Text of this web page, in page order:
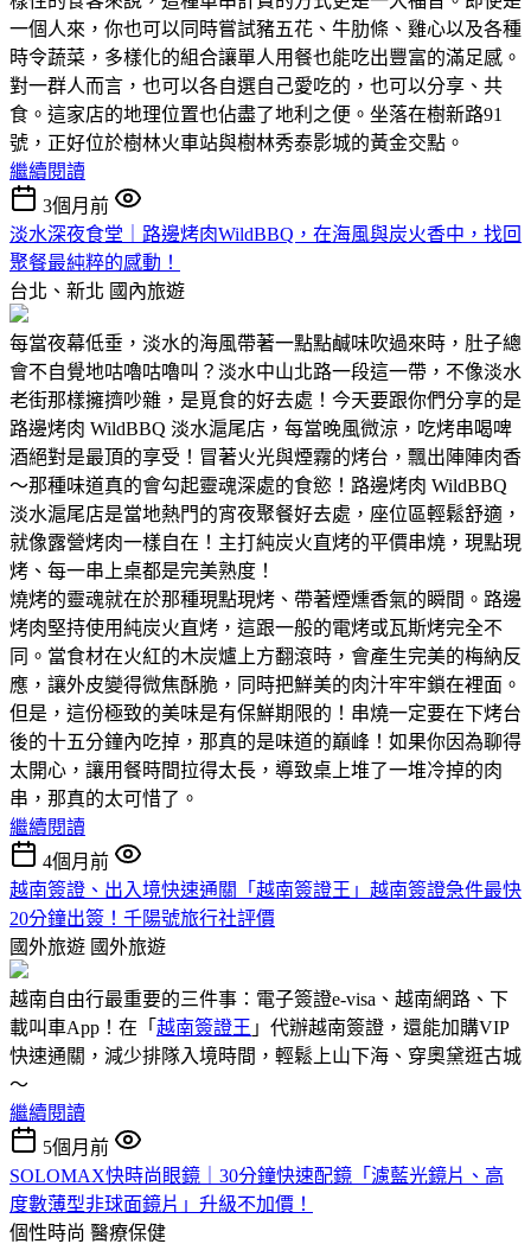
一個人來，你也可以同時嘗試豬五花、牛肋條、雞心以及各種
時令蔬菜，多樣化的組合讓單人用餐也能吃出豐富的滿足感。
對一群人而言，也可以各自選自己愛吃的，也可以分享、共
食。這家店的地理位置也佔盡了地利之便。坐落在樹新路91
號，正好位於樹林火車站與樹林秀泰影城的黃金交點。
繼續閱讀
3個月前
淡水深夜食堂｜路邊烤肉WildBBQ，在海風與炭火香中，找回
聚餐最純粹的感動！
台北、新北 國內旅遊
每當夜幕低垂，淡水的海風帶著一點點鹹味吹過來時，肚子總
會不自覺地咕嚕咕嚕叫？淡水中山北路一段這一帶，不像淡水
老街那樣擁擠吵雜，是覓食的好去處！今天要跟你們分享的是
路邊烤肉 WildBBQ 淡水滬尾店，每當晚風微涼，吃烤串喝啤
酒絕對是最頂的享受！冒著火光與煙霧的烤台，飄出陣陣肉香
～那種味道真的會勾起靈魂深處的食慾！路邊烤肉 WildBBQ
淡水滬尾店是當地熱門的宵夜聚餐好去處，座位區輕鬆舒適，
就像露營烤肉一樣自在！主打純炭火直烤的平價串燒，現點現
烤、每一串上桌都是完美熟度！
燒烤的靈魂就在於那種現點現烤、帶著煙燻香氣的瞬間。路邊
烤肉堅持使用純炭火直烤，這跟一般的電烤或瓦斯烤完全不
同。當食材在火紅的木炭爐上方翻滾時，會產生完美的梅納反
應，讓外皮變得微焦酥脆，同時把鮮美的肉汁牢牢鎖在裡面。
但是，這份極致的美味是有保鮮期限的！串燒一定要在下烤台
後的十五分鐘內吃掉，那真的是味道的巔峰！如果你因為聊得
太開心，讓用餐時間拉得太長，導致桌上堆了一堆冷掉的肉
串，那真的太可惜了。
繼續閱讀
4個月前
越南簽證、出入境快速通關「越南簽證王」越南簽證急件最快
20分鐘出簽！千陽號旅行社評價
國外旅遊 國外旅遊
越南自由行最重要的三件事：電子簽證e-visa、越南網路、下
載叫車App！在「 越南簽證王 」代辦越南簽證，還能加購VIP
快速通關，減少排隊入境時間，輕鬆上山下海、穿奧黛逛古城
～
繼續閱讀
5個月前
SOLOMAX快時尚眼鏡｜30分鐘快速配鏡「濾藍光鏡片、高
度數薄型非球面鏡片」升級不加價！
個性時尚 醫療保健